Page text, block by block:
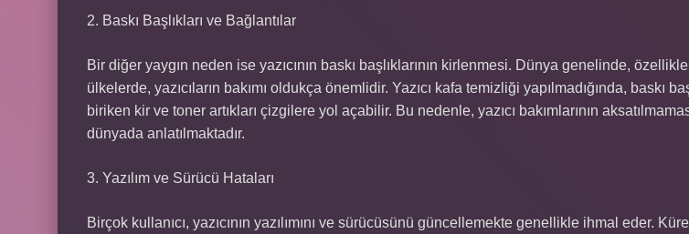
2. Baskı Başlıkları ve Bağlantılar
Bir diğer yaygın neden ise yazıcının baskı başlıklarının kirlenmesi. Dünya genelinde,
ülkelerde, yazıcıların bakımı oldukça önemlidir. Yazıcı kafa temizliği yapılmadığında, baskı
biriken kir ve toner artıkları çizgilere yol açabilir. Bu nedenle, yazıcı bakımlarının
dünyada anlatılmaktadır.
3. Yazılım ve Sürücü Hataları
Birçok kullanıcı, yazıcının yazılımını ve sürücüsünü güncellemekte genellikle ihmal eder.